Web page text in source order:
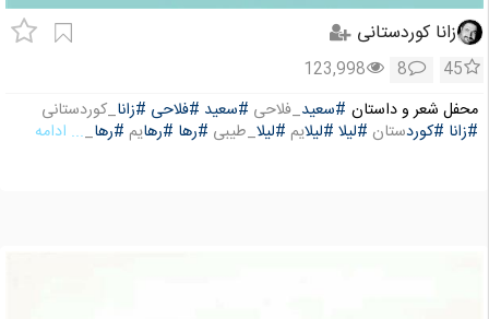
زانا کوردستانی
45
8
123,998
محفل شعر و داستان #سعید_فلاحی #سعید #فلاحی #زانا_کوردستانی
#زانا #کوردستان #لیلا #لیلایم #لیلا_طیبی #رها #رهایم #رها_... ادامه